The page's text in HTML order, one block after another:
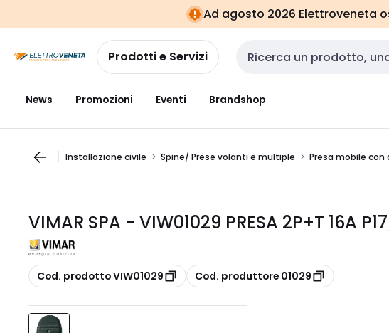
navigazionealla
pagina
Ad agosto 2026 Elettroveneta
Prodotti e Servizi Cerca input
News Promozioni Eventi Brandshop
Installazione civile Spine/ Prese volanti e multiple Presa mobile
VIMAR SPA - VIW01029 PRESA 2P+T 16A
copia
Cod. prodotto VIW01029 copia
Cod. produttore 01029